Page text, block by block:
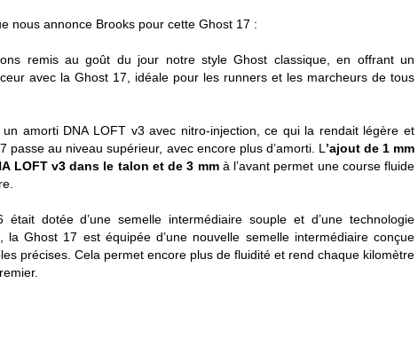
nous annonce Brooks pour cette Ghost 17 :
remis au goût du jour notre style Ghost classique, en offrant un
avec la Ghost 17, idéale pour les runners et les marcheurs de tous
amorti DNA LOFT v3 avec nitro-injection, ce qui la rendait légère et
passe au niveau supérieur, avec encore plus d’amorti. L ’ajout de 1 mm
LOFT v3 dans le talon et de 3 mmà l’avant permet une course fluide
dotée d’une semelle intermédiaire souple et d’une technologie
la Ghost 17 est équipée d’une nouvelle semelle intermédiaire conçue
précises. Cela permet encore plus de fluidité et rend chaque kilomètre